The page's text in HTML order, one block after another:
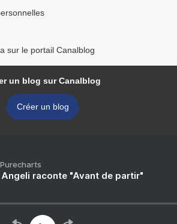
sur le portail Canalblog
un blog sur Canalblog
Créer un blog
Angeli raconte "Avant de partir"